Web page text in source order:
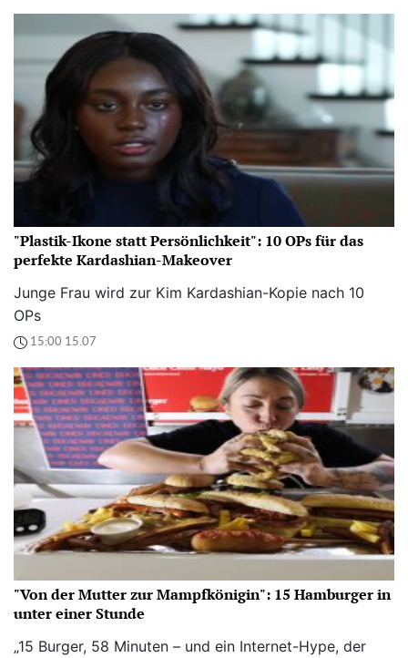
"Plastik-Ikone statt Persönlichkeit": 10 OPs für das
perfekte Kardashian-Makeover
Junge Frau wird zur Kim Kardashian-Kopie nach 10
OPs
15:00 15.07
"Von der Mutter zur Mampfkönigin": 15 Hamburger in
unter einer Stunde
„15 Burger, 58 Minuten – und ein Internet-Hype, der